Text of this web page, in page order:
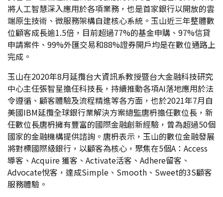
將人工智慧深入應用於各項業務，也是首家銀行以開放的雲
端原生技術、微服務架構自建核心系統。玉山近三年整體數
位顧客成長逾1.5倍，目前超過77%的基金申購、97%信貸
申請案件、99%外匯交易和88%證券開戶均是在數位通路上
完成。
玉山在2020年8月延攬台大資訊系教授暨台大金融科技研究
中心主任張智星擔任科技長，持續推動各項AI落地應用於法
令遵循、顧客體驗及流程精進等各方面，也於2021年7月自
美國IBM延攬全球銀行業解決方案總監唐枬擔任數位長，新
任數位長唐枬擁有豐富的國際金融創新經驗，曾為超過50個
國家的金融機構提供諮詢。唐枬表示，玉山的數位金融發展
將對標國際級銀行，以顧客為核心，聚焦在5個A：Access
導客、Acquire 獲客、Activate活客、Adhere留客、
Advocate悅客，達成Simple、Smooth、Sweet的3S顧客
服務體驗。